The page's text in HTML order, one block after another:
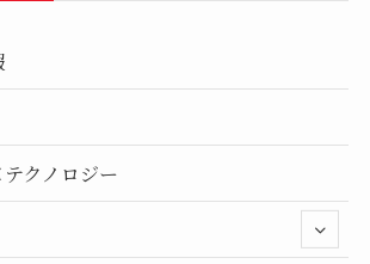
クノロジー